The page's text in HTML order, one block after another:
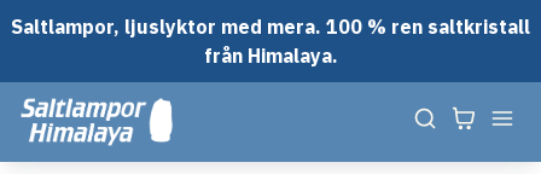
Saltlampor, ljuslyktor med mera. 100 % ren saltkristall
från Himalaya.